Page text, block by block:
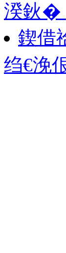
湀鈥�
鍥借
绉€浼